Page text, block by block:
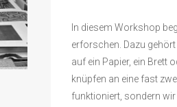
In diesem Workshop
erforschen. Dazu
auf ein Papier, ein Brett
knüpfen an eine fast
funktioniert, sondern